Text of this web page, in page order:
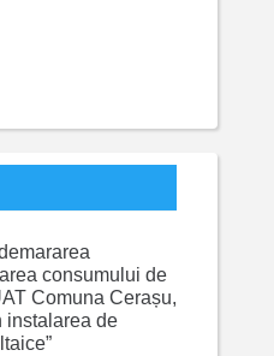
consumului de
Comuna Cerașu,
instalarea de